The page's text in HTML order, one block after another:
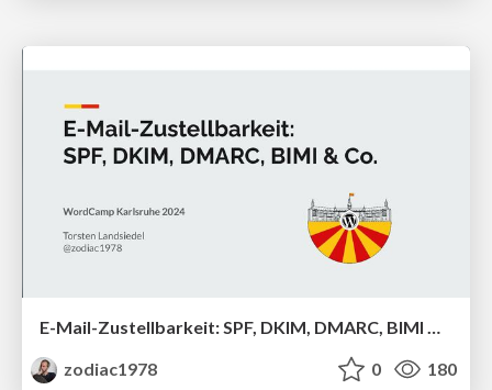
E-Mail-Zustellbarkeit: SPF, DKIM, DMARC, BIMI & Co.
zodiac1978
0 180